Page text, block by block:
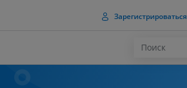
Зарегистрироваться